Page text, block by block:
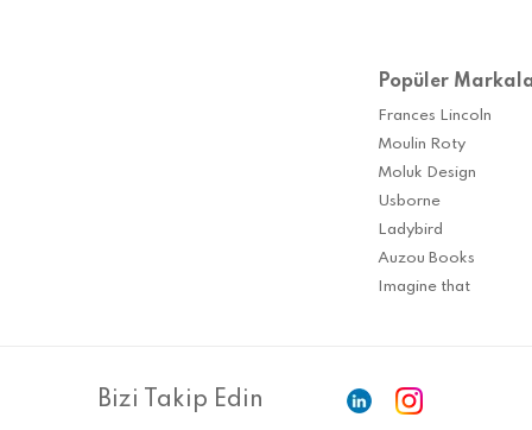
Popüler
Frances Lincoln
Moulin Roty
Moluk Design
Usborne
Ladybird
Auzou Books
Imagine that
Bizi Takip Edin